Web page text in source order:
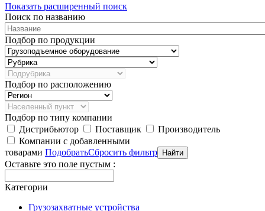
Показать расширенный поиск
Поиск по названию
Подбор по продукции
Подбор по расположению
Подбор по типу компании
Дистрибьютор
Поставщик
Производитель
Компании с добавленными
товарами ПодобратьСбросить фильтр
Оставьте это поле пустым :
Категории
Грузозахватные устройства